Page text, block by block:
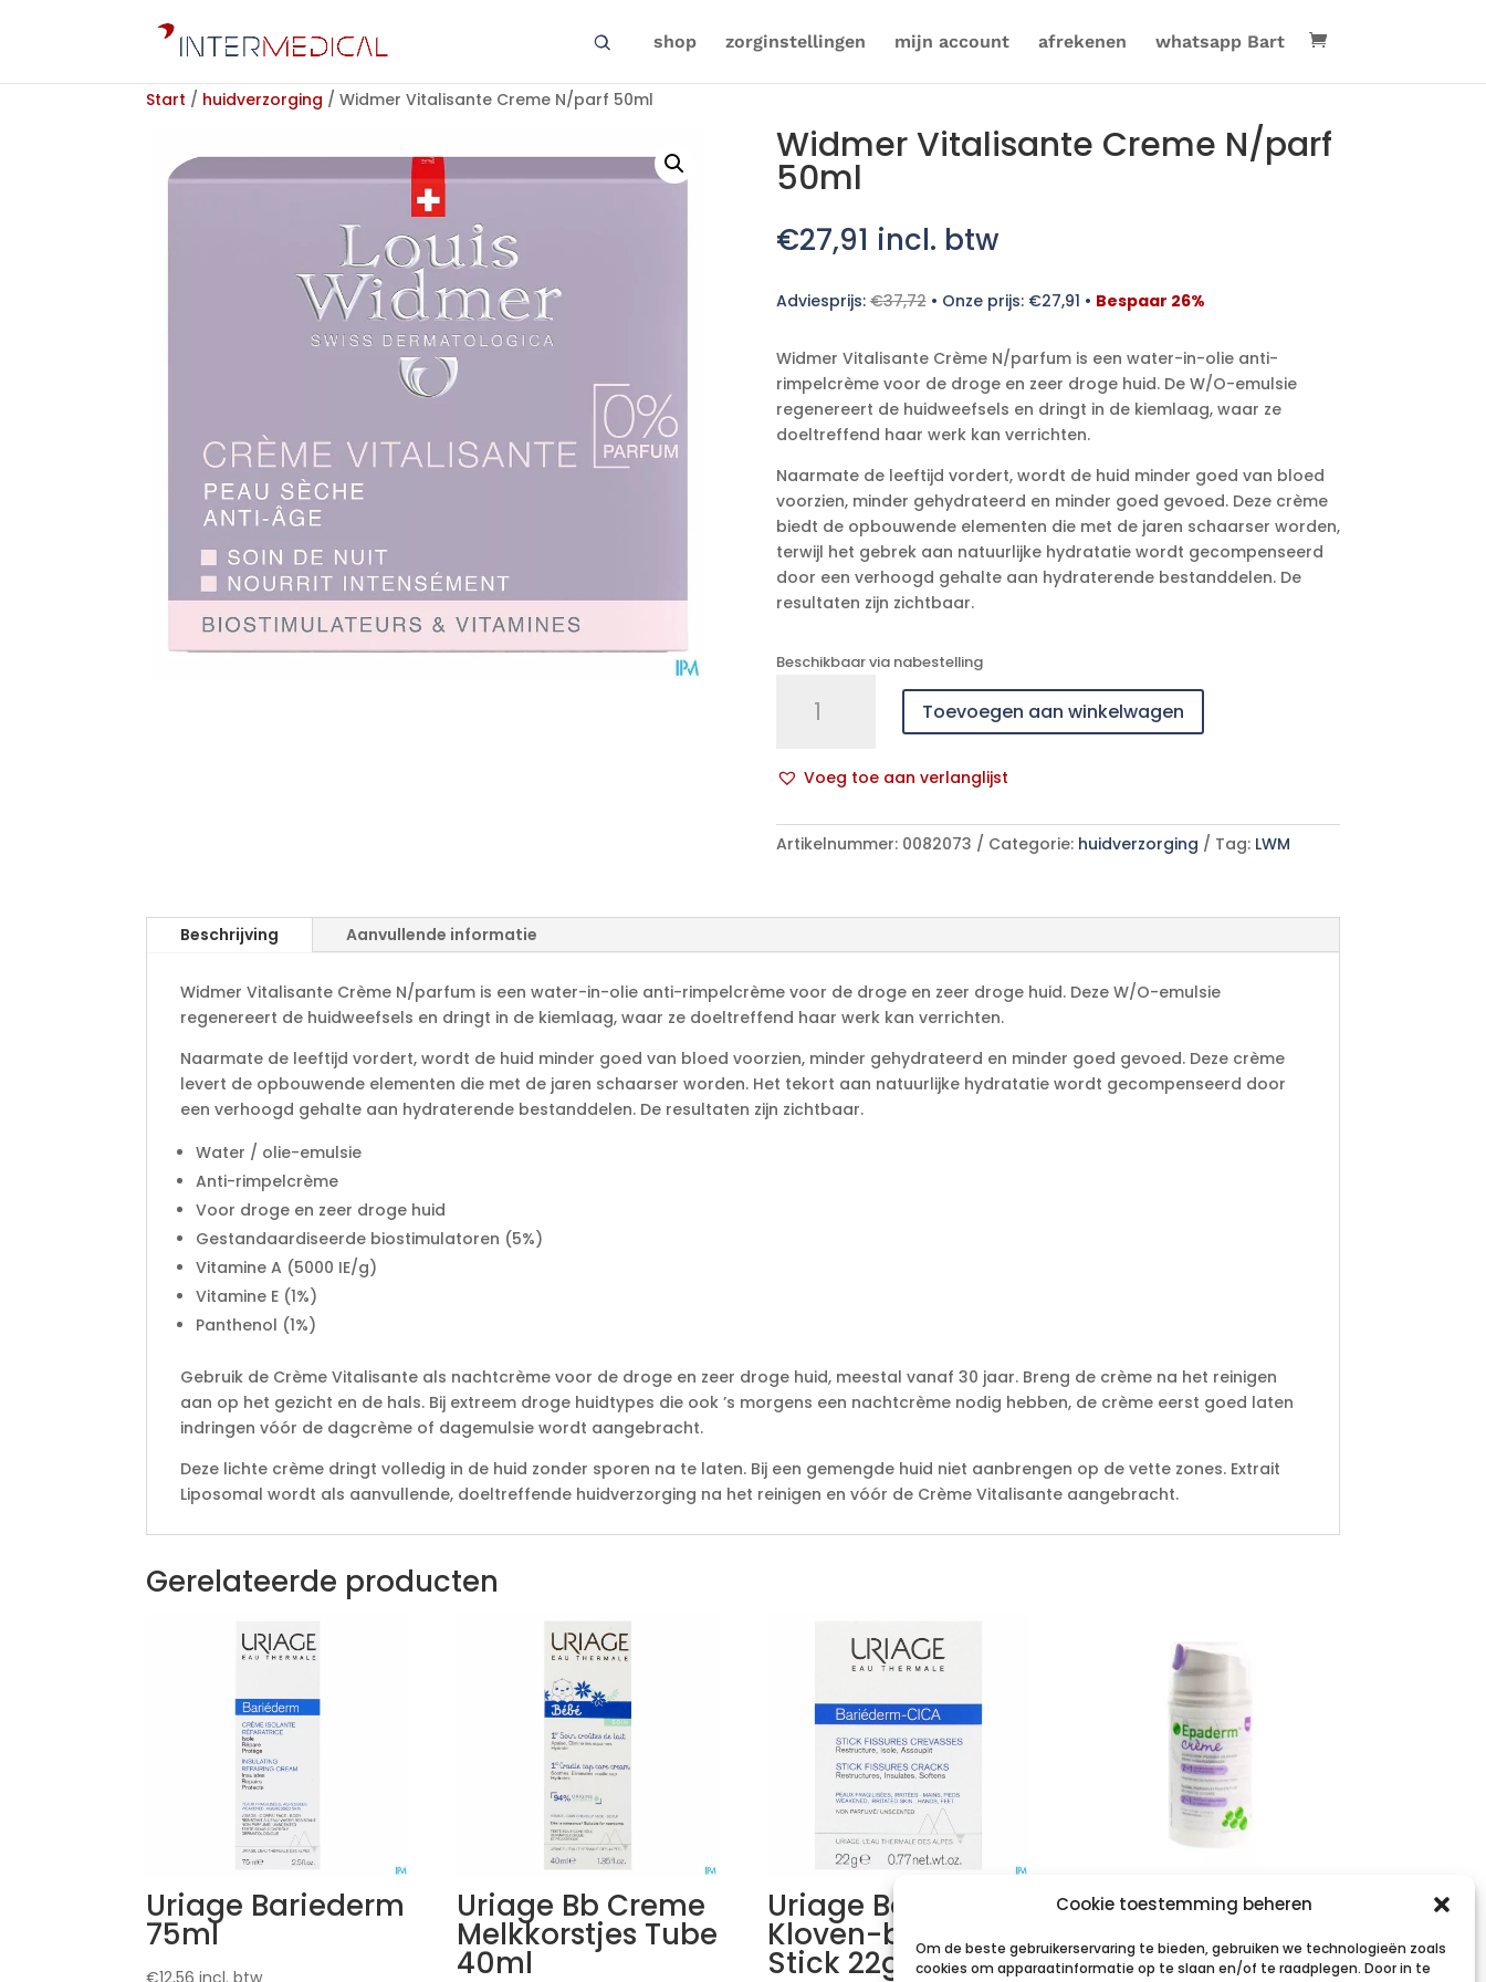
Cookie toestemming beheren
Om de beste gebruikerservaring te bieden, gebruiken we technologieën zoals
cookies om apparaatinformatie op te slaan en/of te raadplegen. Door in te
shop zorginstellingen mijn account afrekenen whatsapp Bart
Start / huidverzorging / Widmer Vitalisante Creme N/parf 50ml
Widmer Vitalisante Creme N/parf
50ml
€27,91 incl. btw
Adviesprijs:€37,72• Onze prijs: €27,91 • Bespaar 26%
Widmer Vitalisante Crème N/parfum is een water-in-olie anti-
rimpelcrème voor de droge en zeer droge huid. De W/O-emulsie
regenereert de huidweefsels en dringt in de kiemlaag, waar ze
doeltreffend haar werk kan verrichten.
Naarmate de leeftijd vordert, wordt de huid minder goed van bloed
voorzien, minder gehydrateerd en minder goed gevoed. Deze crème
biedt de opbouwende elementen die met de jaren schaarser worden,
terwijl het gebrek aan natuurlijke hydratatie wordt gecompenseerd
door een verhoogd gehalte aan hydraterende bestanddelen. De
resultaten zijn zichtbaar.
Beschikbaar via nabestelling
Vitalisante
50ml
Toevoegen aan winkelwagen
Voeg toe aan verlanglijst
l
t
a
e
:
Artikelnummer: 0082073 Categorie: huidverzorging Tag: LWM
Beschrijving Aanvullende informatie
Widmer Vitalisante Crème N/parfum is een water-in-olie anti-rimpelcrème voor de droge en zeer droge huid. Deze W/O-emulsie
regenereert de huidweefsels en dringt in de kiemlaag, waar ze doeltreffend haar werk kan verrichten.
Naarmate de leeftijd vordert, wordt de huid minder goed van bloed voorzien, minder gehydrateerd en minder goed gevoed. Deze crème
levert de opbouwende elementen die met de jaren schaarser worden. Het tekort aan natuurlijke hydratatie wordt gecompenseerd door
een verhoogd gehalte aan hydraterende bestanddelen. De resultaten zijn zichtbaar.
Water / olie-emulsie
Anti-rimpelcrème
Voor droge en zeer droge huid
Gestandaardiseerde biostimulatoren (5%)
Vitamine A (5000 IE/g)
Vitamine E (1%)
Panthenol (1%)
Gebruik de Crème Vitalisante als nachtcrème voor de droge en zeer droge huid, meestal vanaf 30 jaar. Breng de crème na het reinigen
aan op het gezicht en de hals. Bij extreem droge huidtypes die ook ’s morgens een nachtcrème nodig hebben, de crème eerst goed laten
indringen vóór de dagcrème of dagemulsie wordt aangebracht.
Deze lichte crème dringt volledig in de huid zonder sporen na te laten. Bij een gemengde huid niet aanbrengen op de vette zones. Extrait
Liposomal wordt als aanvullende, doeltreffende huidverzorging na het reinigen en vóór de Crème Vitalisante aangebracht.
Gerelateerde producten
Uriage Bariederm
75ml
€12,56 incl. btw
Uriage Bb Creme
Melkkorstjes Tube
40ml
Uriage Bariederm
Kloven-barsten
Stick 22g
Epaderm Creme
50g 99400823
€4,97 incl. btw